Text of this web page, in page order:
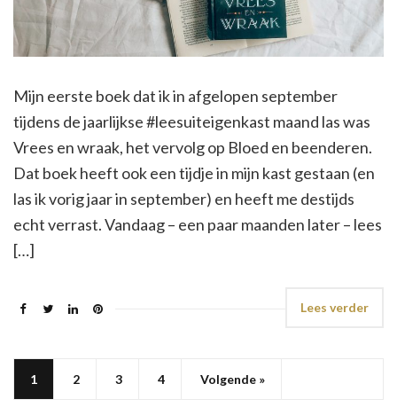
Mijn eerste boek dat ik in afgelopen september
tijdens de jaarlijkse #leesuiteigenkast maand las was
Vrees en wraak, het vervolg op Bloed en beenderen.
Dat boek heeft ook een tijdje in mijn kast gestaan (en
las ik vorig jaar in september) en heeft me destijds
echt verrast. Vandaag – een paar maanden later – lees
[…]
Lees verder
1 2 3 4 Volgende »